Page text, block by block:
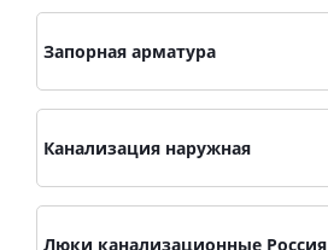
Запорная арматура
Канализация наружная
Люки канализационные Россия